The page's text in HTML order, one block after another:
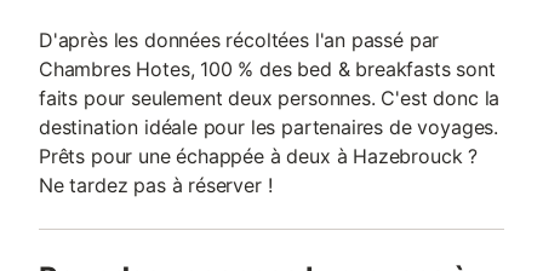
D'après les données récoltées l'an passé par
Chambres Hotes, 100 % des bed & breakfasts sont
faits pour seulement deux personnes. C'est donc la
destination idéale pour les partenaires de voyages.
Prêts pour une échappée à deux à Hazebrouck ?
Ne tardez pas à réserver !